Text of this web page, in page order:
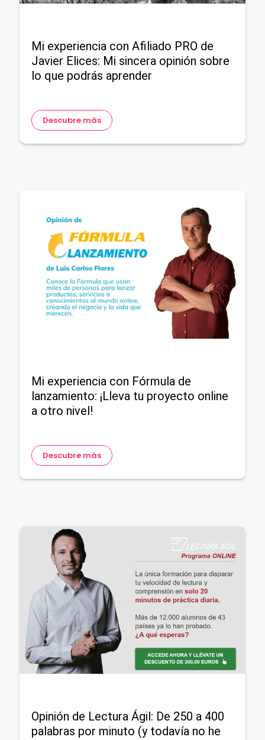
Mi experiencia con Afiliado PRO de
Javier Elices: Mi sincera opinión sobre
lo que podrás aprender
Descubre más
Mi experiencia con Fórmula de
lanzamiento: ¡Lleva tu proyecto online
a otro nivel!
Descubre más
Opinión de Lectura Ágil: De 250 a 400
palabras por minuto (y todavía no he